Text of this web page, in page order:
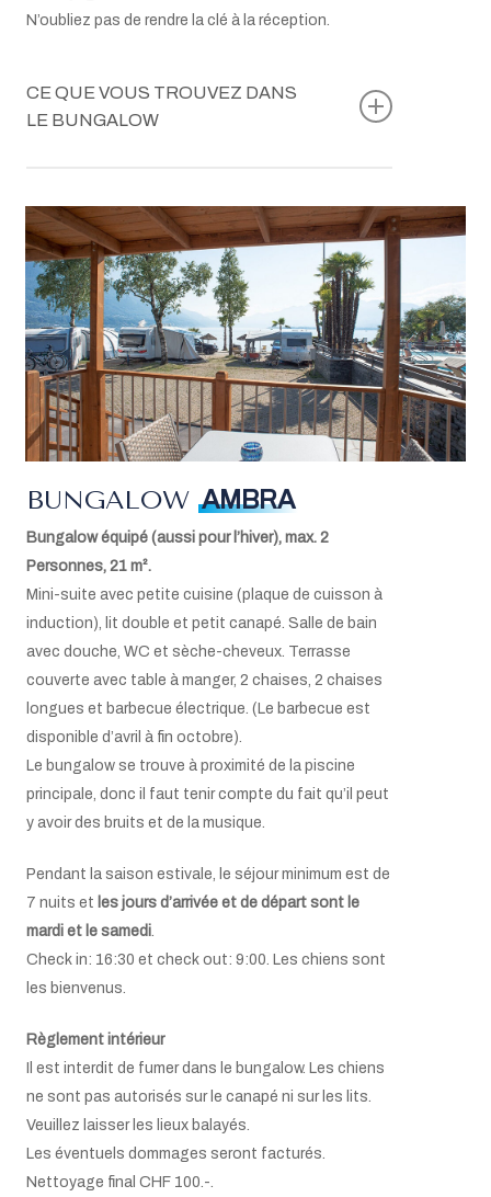
N’oubliez pas de rendre la clé à la réception.
CE QUE VOUS TROUVEZ DANS
LE BUNGALOW
Lit double: 160×200 cm
Literie et linges de toilette
Plaque de cuisson à induction
Four à micro-ondes
Réfrigérateur avec compartiment congélateur
Machine Nespresso
Bouilloire électrique
Torchons, liquide vaisselle, éponges
Balai et pelle
Aspirateur
Télévision via satellite
Climatisation
Lit bébé sur demande (max.1)
BUNGALOW AMBRA
Bungalow équipé (aussi pour l’hiver), max. 2
Personnes, 21 m².
Mini-suite avec petite cuisine (plaque de cuisson à
induction), lit double et petit canapé. Salle de bain
avec douche, WC et sèche-cheveux. Terrasse
couverte avec table à manger, 2 chaises, 2 chaises
longues et barbecue électrique. (Le barbecue est
disponible d’avril à fin octobre).
Le bungalow se trouve à proximité de la piscine
principale, donc il faut tenir compte du fait qu’il peut
y avoir des bruits et de la musique.
Pendant la saison estivale, le séjour minimum est de
7 nuits et les jours d’arrivée et de départ sont le
mardi et le samedi.
Check in: 16:30 et check out: 9:00. Les chiens sont
les bienvenus.
Règlement intérieur
Il est interdit de fumer dans le bungalow. Les chiens
ne sont pas autorisés sur le canapé ni sur les lits.
Veuillez laisser les lieux balayés.
Les éventuels dommages seront facturés.
Nettoyage final CHF 100.-.